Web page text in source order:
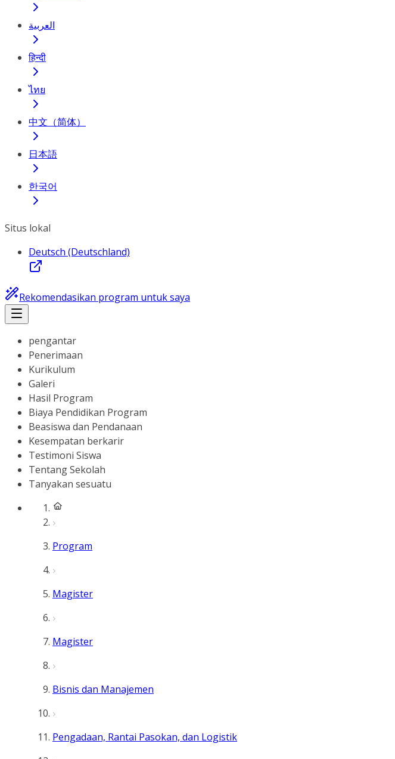
العربية
हिन्दी
ไทย
中文（简体）
日本語
한국어
Situs lokal
Deutsch (Deutschland)
Rekomendasikan program untuk saya
pengantar
Penerimaan
Kurikulum
Galeri
Hasil Program
Biaya Pendidikan Program
Beasiswa dan Pendanaan
Kesempatan berkarir
Testimoni Siswa
Tentang Sekolah
Tanyakan sesuatu
Program
Magister
Magister
Bisnis dan Manajemen
Pengadaan, Rantai Pasokan, dan Logistik